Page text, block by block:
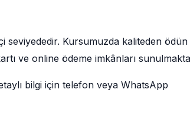
seviyededir. Kursumuzda kaliteden ödün
ve online ödeme imkânları
bilgi için telefon veya WhatsApp